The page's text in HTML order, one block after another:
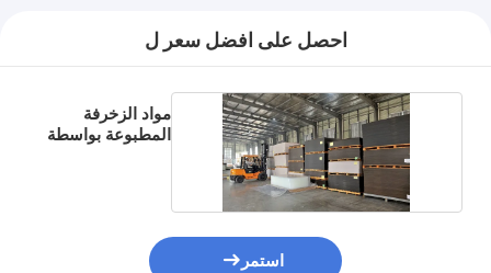
احصل على افضل سعر ل
مواد الزخرفة
المطبوعة بواسطة
استمر